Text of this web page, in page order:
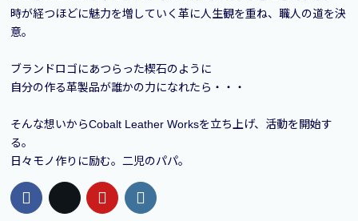
時が経つほどに魅力を増していく革に人生観を重ね、職人の道を決
意。
ブランドロゴにあつらった楔石のように
自分の作る革製品が誰かの力になれたら・・・
そんな想いからCobalt Leather Worksを立ち上げ、活動を開始す
る。
日々モノ作りに励む。二児のパパ。